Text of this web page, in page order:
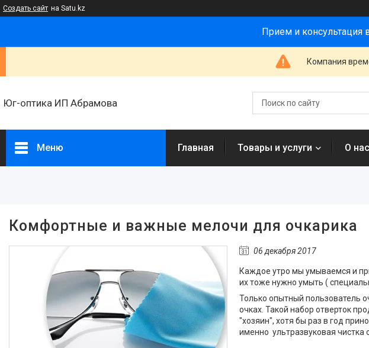
Создать сайт на Satu.kz
Прием и консультация
Компания
Юг-оптика ИП Абрамова
Меню
Статьи
Главная Товары и услуги О нас
Комфортные и важные мелочи для очкарика
06 декабря 2017
Каждое утро мы умываемся и
их тоже нужно умыть (
Только опытный пользователь
очках. Такой набор отверток
"хозяин", хотя бы раз в год
именно ультразвуковая